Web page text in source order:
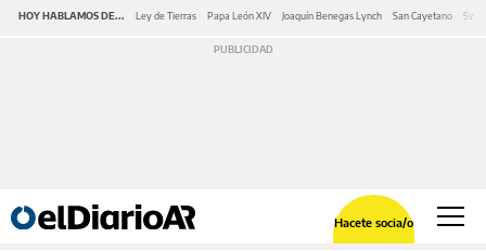
HOY HABLAMOS DE... Ley de Tierras Papa León XIV Joaquín Benegas Lynch San Cayetano
Hacete socia/o